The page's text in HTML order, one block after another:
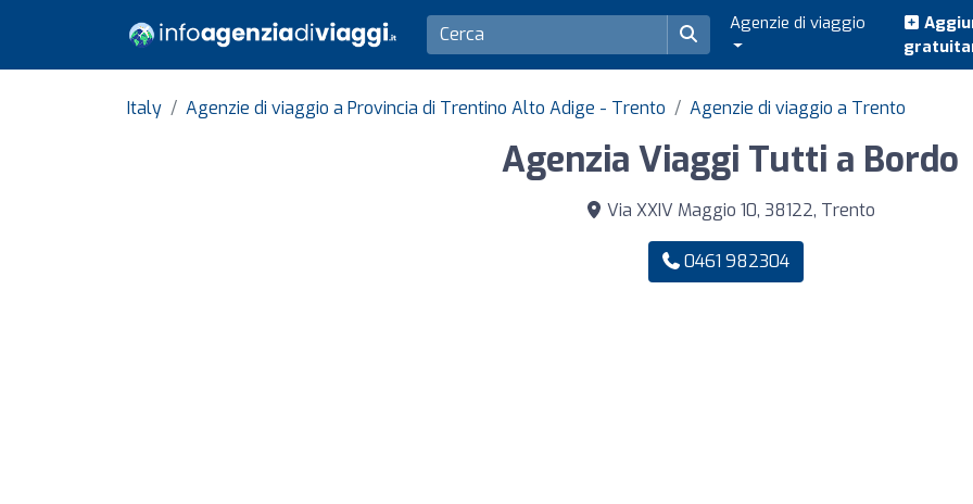
Agenzie di viaggio
Italy Agenzie di viaggio a Provincia di Trentino Alto Adige - Trento Agenzie di viaggio a Trento
Agenzia Viaggi Tutti a Bordo
Via XXIV Maggio 10, 38122, Trento
0461 982304